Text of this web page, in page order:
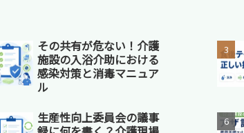
その共有が危ない！介護
施設の入浴介助における
感染対策と消毒マニュア
ル
生産性向上委員会の議事